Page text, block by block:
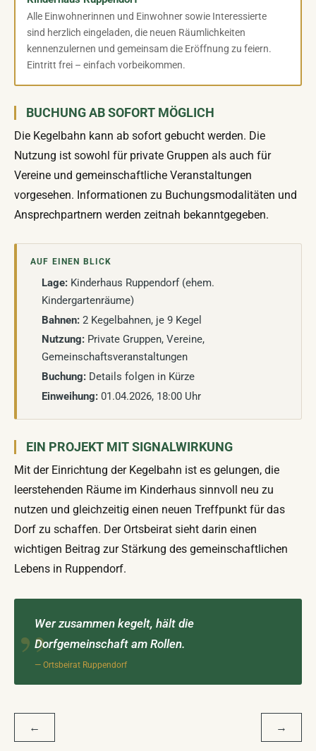
Alle Einwohnerinnen und Einwohner sowie Interessierte
sind herzlich eingeladen, die neuen Räumlichkeiten
kennenzulernen und gemeinsam die Eröffnung zu feiern.
Eintritt frei – einfach vorbeikommen.
BUCHUNG AB SOFORT MÖGLICH
Die Kegelbahn kann ab sofort gebucht werden. Die
Nutzung ist sowohl für private Gruppen als auch für
Vereine und gemeinschaftliche Veranstaltungen
vorgesehen. Informationen zu Buchungsmodalitäten und
Ansprechpartnern werden zeitnah bekanntgegeben.
AUF EINEN BLICK
Lage: Kinderhaus Ruppendorf (ehem.
Kindergartenräume)
Bahnen: 2 Kegelbahnen, je 9 Kegel
Nutzung: Private Gruppen, Vereine,
Gemeinschaftsveranstaltungen
Buchung: Details folgen in Kürze
Einweihung: 01.04.2026, 18:00 Uhr
EIN PROJEKT MIT SIGNALWIRKUNG
Mit der Einrichtung der Kegelbahn ist es gelungen, die
leerstehenden Räume im Kinderhaus sinnvoll neu zu
nutzen und gleichzeitig einen neuen Treffpunkt für das
Dorf zu schaffen. Der Ortsbeirat sieht darin einen
wichtigen Beitrag zur Stärkung des gemeinschaftlichen
Lebens in Ruppendorf.
Wer zusammen kegelt, hält die
Dorfgemeinschaft am Rollen.
— Ortsbeirat Ruppendorf
BEITRAGSNAVIGATION
← →